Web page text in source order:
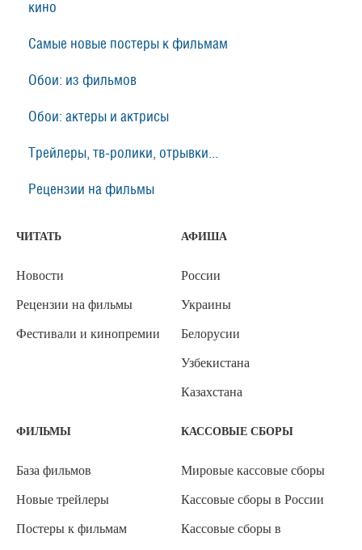
кино
Самые новые постеры к фильмам
Обои: из фильмов
Обои: актеры и актрисы
Трейлеры, тв-ролики, отрывки...
Рецензии на фильмы
ЧИТАТЬ
Новости
Рецензии на фильмы
Фестивали и кинопремии
АФИША
России
Украины
Белорусии
Узбекистана
Казахстана
ФИЛЬМЫ
База фильмов
Новые трейлеры
Постеры к фильмам
КАССОВЫЕ СБОРЫ
Мировые кассовые сборы
Кассовые сборы в России
Кассовые сборы в